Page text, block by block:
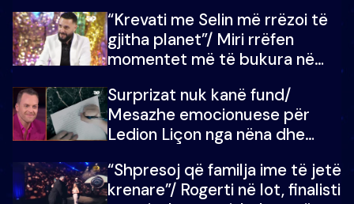
“Krevati me Selin më rrëzoi të
gjitha planet”/ Miri rrëfen
momentet më të bukura në
mungojë zilja e mëngjesit kur…
Surprizat nuk kanë fund/
Mesazhe emocionuese për
Ledion Liçon nga nëna dhe
mban dot lotët: Nuk meritoj…
“Shpresoj që familja ime të jetë
krenare”/ Rogerti në lot, finalisti